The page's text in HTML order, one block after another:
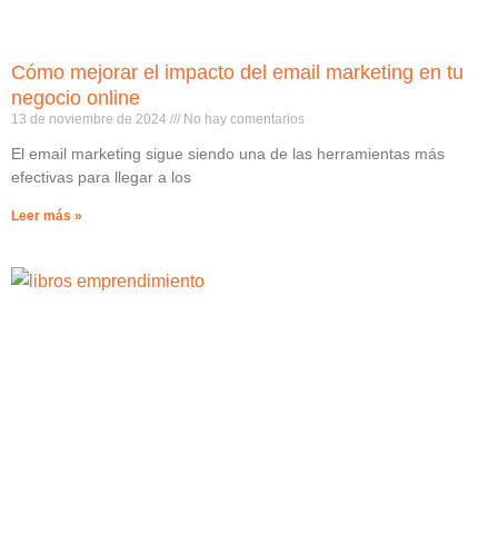
Cómo mejorar el impacto del email marketing en tu
negocio online
13 de noviembre de 2024 No hay comentarios
El email marketing sigue siendo una de las herramientas más
efectivas para llegar a los
Leer más »